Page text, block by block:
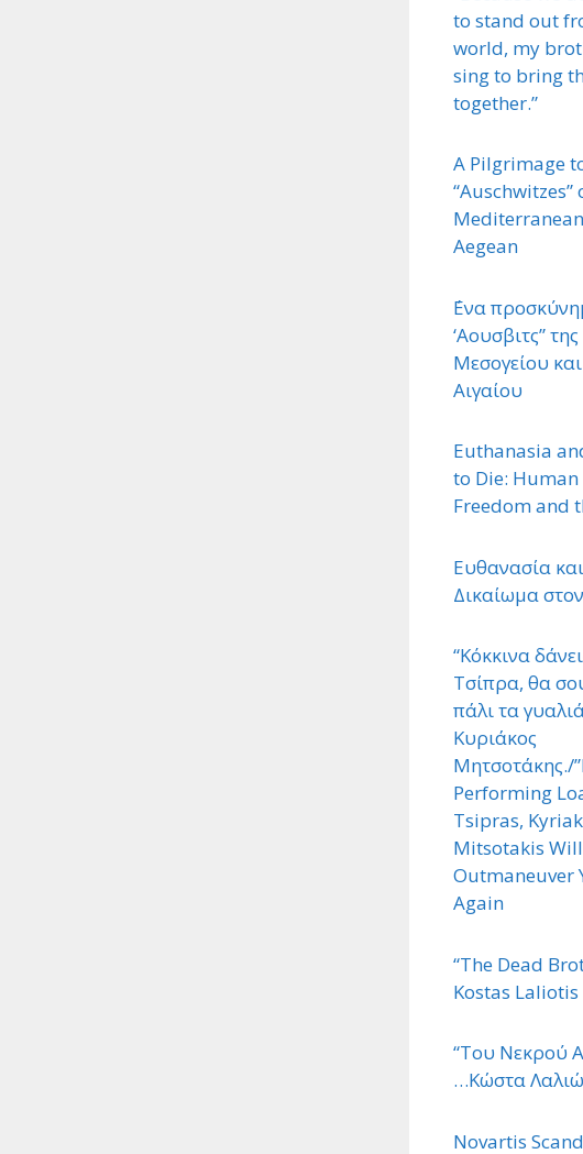
to stand out
world, my
sing to bring
together.”
A Pilgrimage
“Auschwitzes”
Aegean
΄Ενα
‘Αουσβιτς” της
Μεσογείου
Αιγαίου
Euthanasia
to Die:
Freedom and
Ευθανασία και
Δικαίωμα
“Κόκκινα
Τσίπρα, θα
πάλι τα
Κυριάκος
Μητσοτάκης./
Performing
Tsipras,
Mitsotakis Will
Outmaneuver
Again
“The Dead
Kostas Laliotis
“Του Νεκρού
…Κώστα
Novartis